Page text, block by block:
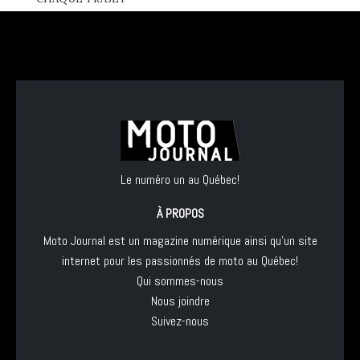
Le numéro un au Québec!
À PROPOS
Moto Journal est un magazine numérique ainsi qu'un site
internet pour les passionnés de moto au Québec!
Qui sommes-nous
Nous joindre
Suivez-nous